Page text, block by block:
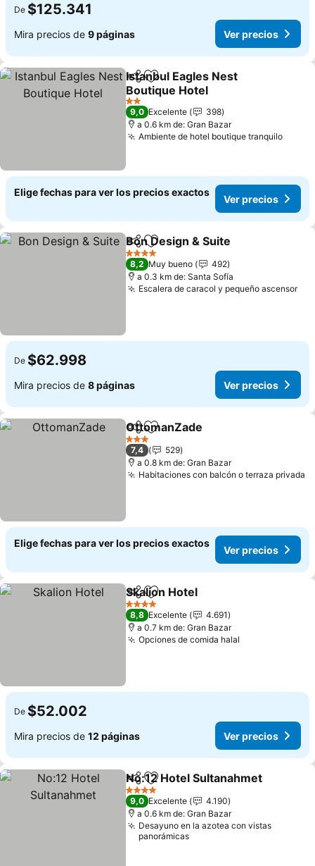
De $125.341
Mira precios de 9 páginas Ver precios
CompartirAgregar a favoritos
Istanbul Eagles Nest
Boutique Hotel
Ver precios
2 Estrellas
9,0 Excelente
398
a 0.6 km de: Gran Bazar
Ambiente de hotel boutique tranquiloVer
Elige fechas para ver los precios exactos
Ver precios
CompartirAgregar a favoritos
Bon Design & Suite
4 Estrellas
8,2 Muy bueno
492
a 0.3 km de: Santa Sofía
Escalera de caracol y pequeño ascensor
De $62.998
Mira precios de 8 páginas Ver precios
CompartirAgregar a favoritos
OttomanZade
3 Estrellas
7,4
529
a 0.8 km de: Gran Bazar
Habitaciones con balcón o terraza privada
Elige fechas para ver los precios exactos
Ver precios
CompartirAgregar a favoritos
Skalion Hotel
4 Estrellas
8,8 Excelente
4.691
a 0.7 km de: Gran Bazar
Opciones de comida halal
De $52.002
Mira precios de 12 páginas Ver precios
CompartirAgregar a favoritos
No:12 Hotel Sultanahmet
4 Estrellas
9,0 Excelente
4.190
a 0.6 km de: Gran Bazar
Desayuno en la azotea con vistas
panorámicas